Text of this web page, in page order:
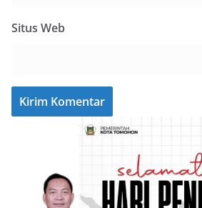
Situs Web